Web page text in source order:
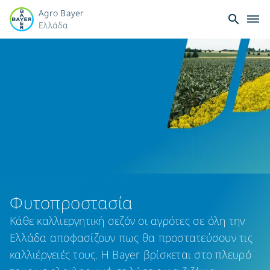
Agro Bayer
Ελλάδα
search dehaze
&
Παραγωγικές
Καλλιέργειες
Φυτοπροστασία
Κάθε καλλιεργητική σεζόν οι αγρότες σε όλη την
Ελλάδα αποφασίζουν πως θα προστατεύσουν τις
καλλιέργειές τους. Η Bayer βρίσκεται στο πλευρό